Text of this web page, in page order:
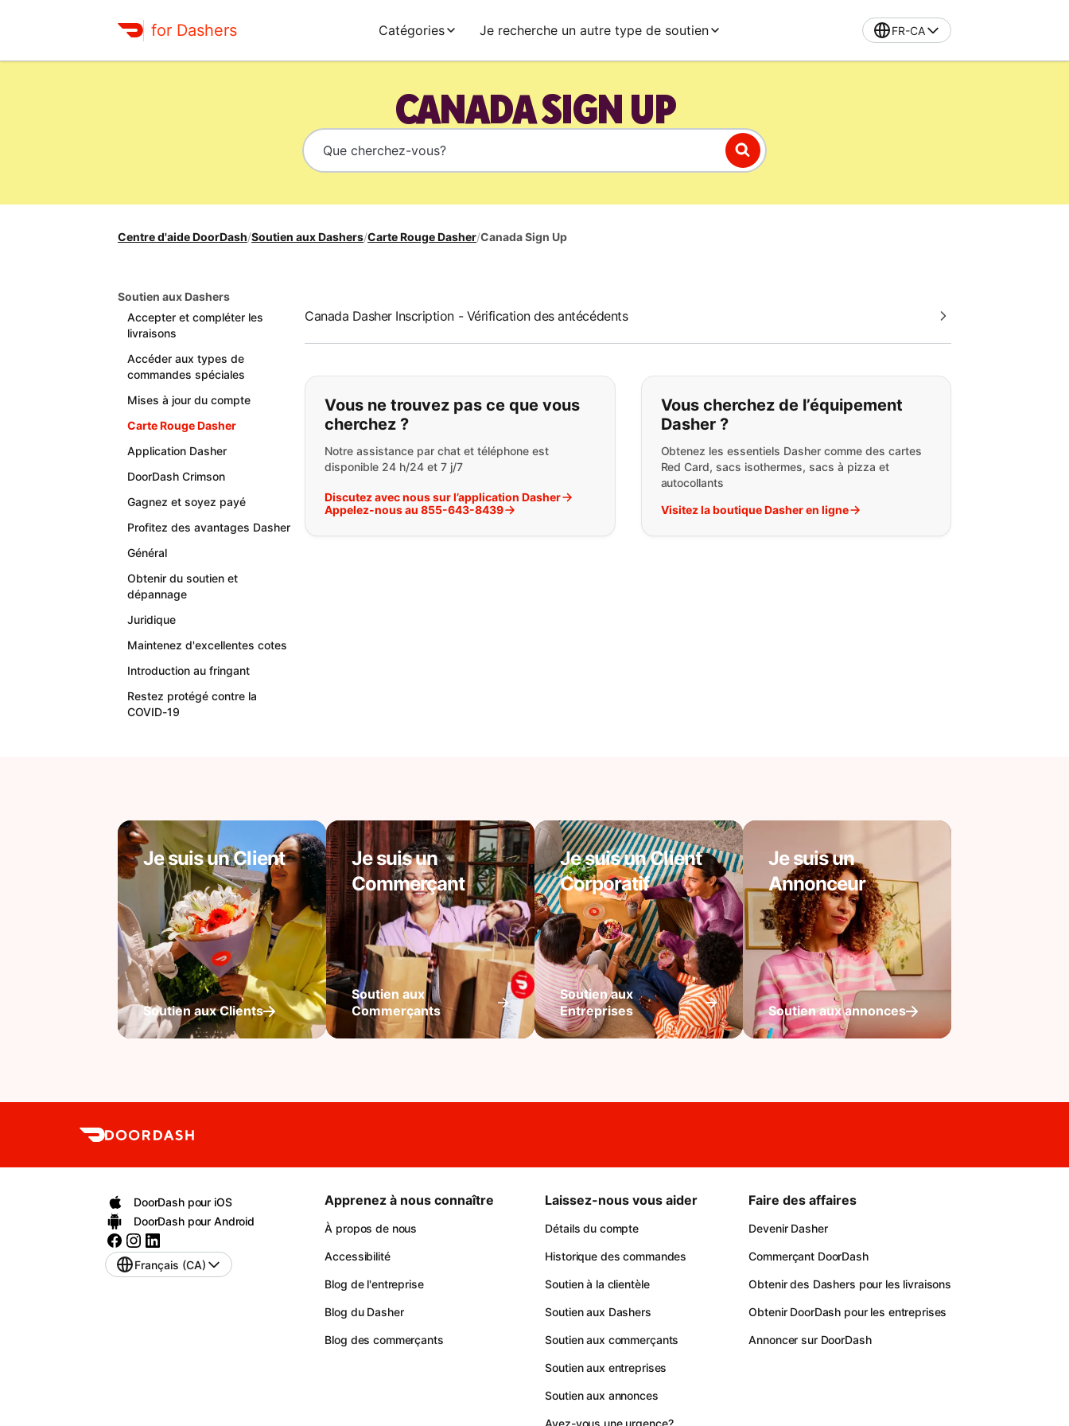
for Dashers Catégories Je recherche un autre type de soutien FR-CA
CANADA SIGN UP
Centre d'aide DoorDash/Soutien aux Dashers/Carte Rouge Dasher/Canada Sign Up
Soutien aux Dashers
Accepter et compléter les
livraisons
Accéder aux types de
commandes spéciales
Mises à jour du compte
Carte Rouge Dasher
Application Dasher
DoorDash Crimson
Gagnez et soyez payé
Profitez des avantages Dasher
Général
Obtenir du soutien et
dépannage
Juridique
Maintenez d'excellentes cotes
Introduction au fringant
Restez protégé contre la
COVID-19
Canada Dasher Inscription - Vérification des antécédents
Si vous ne trouvez pas ce que vous cherchez:
Vous ne trouvez pas ce que vous
cherchez ?
Notre assistance par chat et téléphone est
disponible 24 h/24 et 7 j/7
Discutez avec nous sur l’application Dasher
Appelez-nous au 855-643-8439
Vous cherchez de l’équipement
Dasher ?
Obtenez les essentiels Dasher comme des cartes
Red Card, sacs isothermes, sacs à pizza et
autocollants
Visitez la boutique Dasher en ligne
Je suis un Client
Soutien aux Clients
Je suis un
Commerçant
Soutien aux
Commerçants
Je suis un Client
Corporatif
Soutien aux
Entreprises
Je suis un
Annonceur
Soutien aux annonces
DoorDash pour iOS
DoorDash pour Android
Français (CA)
Apprenez à nous connaître
À propos de nous
Accessibilité
Blog de l'entreprise
Blog du Dasher
Blog des commerçants
Laissez-nous vous aider
Détails du compte
Historique des commandes
Soutien à la clientèle
Soutien aux Dashers
Soutien aux commerçants
Soutien aux entreprises
Soutien aux annonces
Avez-vous une urgence?
Faire des affaires
Devenir Dasher
Commerçant DoorDash
Obtenir des Dashers pour les livraisons
Obtenir DoorDash pour les entreprises
Annoncer sur DoorDash